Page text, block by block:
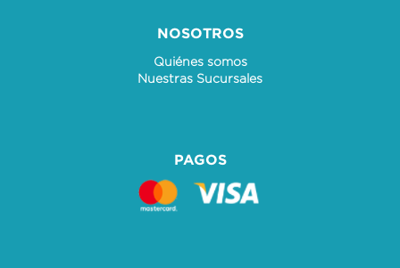
NOSOTROS
Quiénes somos
Nuestras Sucursales
PAGOS